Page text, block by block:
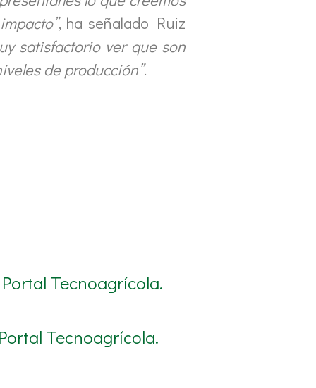
, ha señalado Ruiz
satisfactorio ver que son
de producción”.
Tecnoagrícola.
Tecnoagrícola.